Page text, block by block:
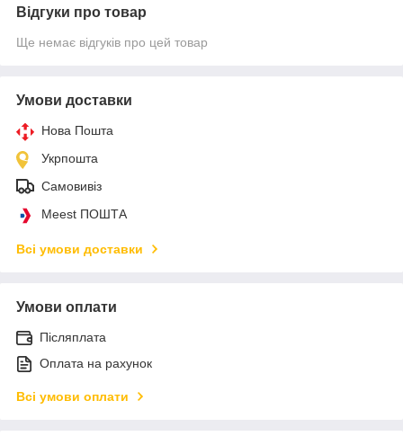
Відгуки про товар
Ще немає відгуків про цей товар
Умови доставки
Нова Пошта
Укрпошта
Самовивіз
Meest ПОШТА
Всі умови доставки
Умови оплати
Післяплата
Оплата на рахунок
Всі умови оплати